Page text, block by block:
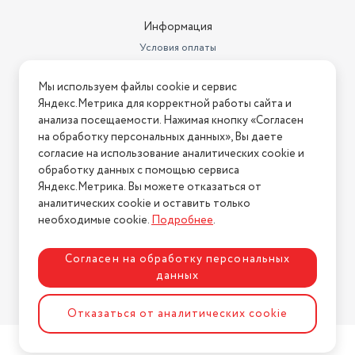
Индикация
отключения электропитания
Количество ящиков/полок
1
Информация
Условия оплаты
Условия возврата
Нашли ошибку на сайте? Напишите нам
2026 © Интернет-магазин "АстМаркет". У нас есть всё!
Политика конфиденциальности
Разработка сайтаASTDESIGN
Мы используем файлы cookie и сервис
Яндекс.Метрика для корректной работы сайта и
анализа посещаемости. Нажимая кнопку «Согласен
на обработку персональных данных», Вы даете
согласие на использование аналитических cookie и
обработку данных с помощью сервиса
Яндекс.Метрика. Вы можете отказаться от
аналитических cookie и оставить только
необходимые cookie.Подробнее.
Согласен на обработку персональных
данных
Отказаться от аналитических cookie